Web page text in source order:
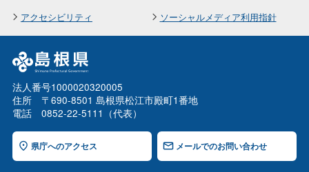
アクセシビリティ
ソーシャルメディア利用指針
法人番号1000020320005
住所 〒690-8501 島根県松江市殿町1番地
電話 0852-22-5111（代表）
県庁へのアクセス メールでのお問い合わせ